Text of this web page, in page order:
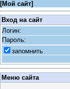
[Мой сайт]
Вход на сайт
Логин:
Пароль:
запомнить
Меню сайта